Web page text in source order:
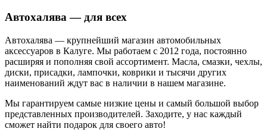
Автохалява — для всех
Автохалява — крупнейший магазин автомобильных
аксессуаров в Калуге. Мы работаем с 2012 года, постоянно
расширяя и пополняя свой ассортимент. Масла, смазки, чехлы,
диски, присадки, лампочки, коврики и тысячи других
наименований ждут вас в наличии в нашем магазине.
Мы гарантируем самые низкие цены и самый большой выбор
представленных производителей. Заходите, у нас каждый
сможет найти подарок для своего авто!